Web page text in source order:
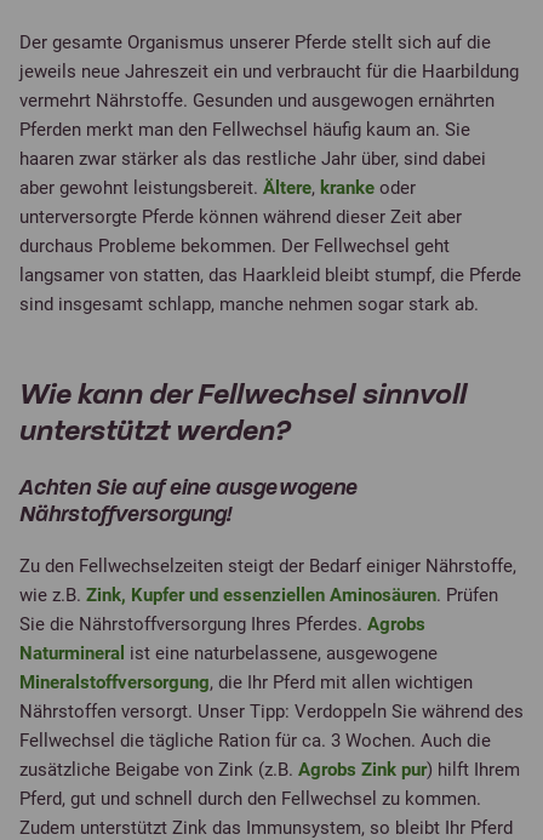
Der gesamte Organismus unserer Pferde stellt sich auf die
jeweils neue Jahreszeit ein und verbraucht für die Haarbildung
vermehrt Nährstoffe. Gesunden und ausgewogen ernährten
Pferden merkt man den Fellwechsel häufig kaum an. Sie
haaren zwar stärker als das restliche Jahr über, sind dabei
aber gewohnt leistungsbereit. Ältere, kranke oder
unterversorgte Pferde können während dieser Zeit aber
durchaus Probleme bekommen. Der Fellwechsel geht
langsamer von statten, das Haarkleid bleibt stumpf, die Pferde
sind insgesamt schlapp, manche nehmen sogar stark ab.
Wie kann der Fellwechsel sinnvoll
unterstützt werden?
Achten Sie auf eine ausgewogene
Nährstoffversorgung!
Zu den Fellwechselzeiten steigt der Bedarf einiger Nährstoffe,
wie z.B. Zink, Kupfer und essenziellen Aminosäuren. Prüfen
Sie die Nährstoffversorgung Ihres Pferdes. Agrobs
Naturmineral ist eine naturbelassene, ausgewogene
Mineralstoffversorgung, die Ihr Pferd mit allen wichtigen
Nährstoffen versorgt. Unser Tipp: Verdoppeln Sie während des
Fellwechsel die tägliche Ration für ca. 3 Wochen. Auch die
zusätzliche Beigabe von Zink (z.B. Agrobs Zink pur) hilft Ihrem
Pferd, gut und schnell durch den Fellwechsel zu kommen.
Zudem unterstützt Zink das Immunsystem, so bleibt Ihr Pferd